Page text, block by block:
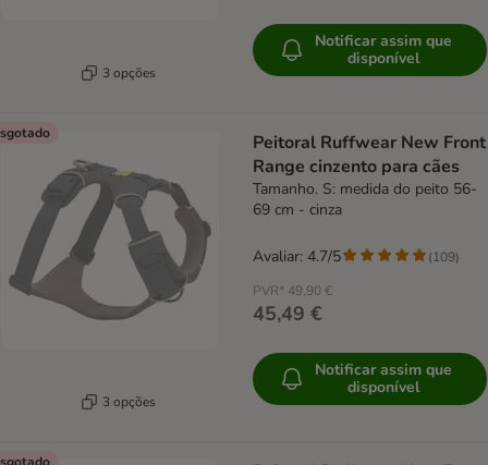
3 opções
Notificar assim que
disponível
3 opções
Peitoral Ruffwear New Front
Range cinzento para cães
Tamanho. S: medida do peito 56-
69 cm - cinza
PVR* 49,90 €
45,49 €
Avaliar: 4.7/5 (109)
Notificar assim que
disponível